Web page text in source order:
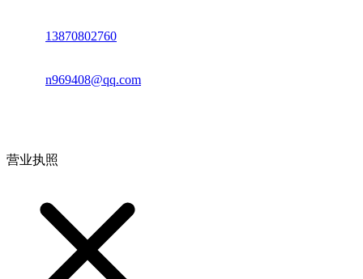
13870802760
n969408@qq.com
营业执照